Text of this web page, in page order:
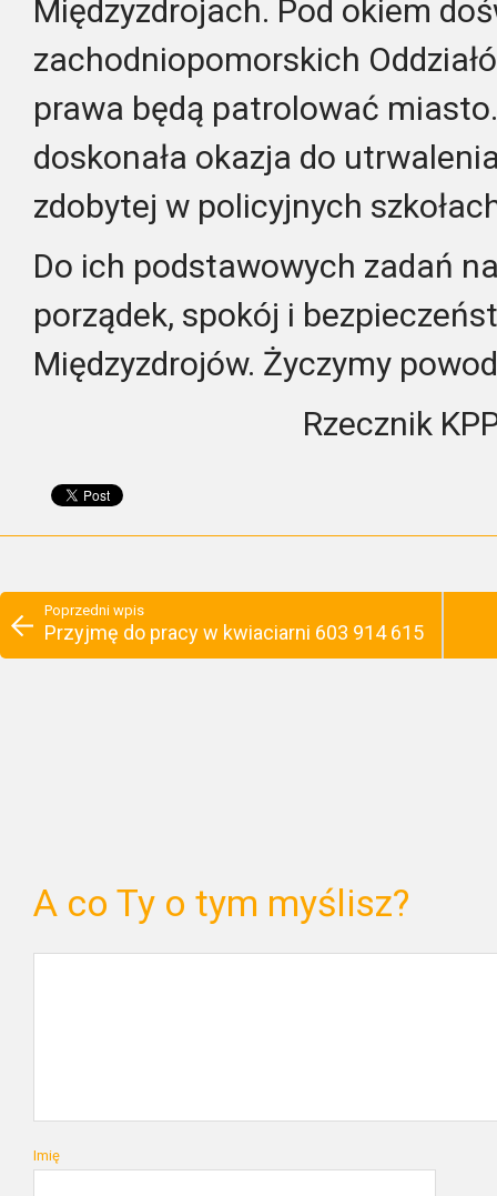
Międzyzdrojach. Pod okiem
zachodniopomorskich
prawa będą patrolować
doskonała okazja do
zdobytej w policyjnych
Do ich podstawowych zadań
porządek, spokój i
Międzyzdrojów. Życzymy
Rzecznik
Poprzedni wpis
Przyjmę do pracy w kwiaciarni 603 914 615
A co Ty o tym myślisz?
Imię